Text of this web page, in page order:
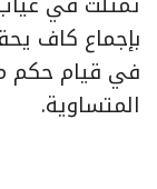
بإجماع كاف
في قيام حكم
المتساوية.